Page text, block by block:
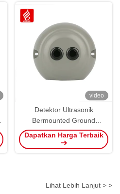
video
Detektor Ultrasonik
Bermounted Ground
Wireless Vertical Puzzle
LoRa
Dapatkan Harga Terbaik
Lihat Lebih Lanjut > >